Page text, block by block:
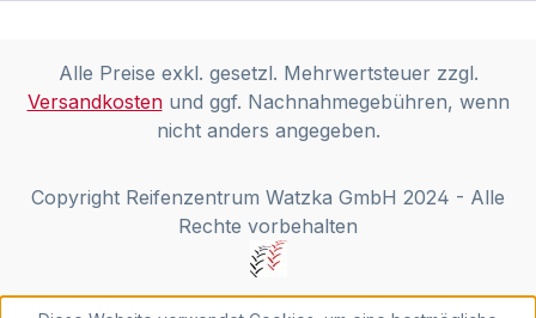
Alle Preise exkl. gesetzl. Mehrwertsteuer zzgl.
Versandkostenund ggf. Nachnahmegebühren, wenn
nicht anders angegeben.
Copyright Reifenzentrum Watzka GmbH 2024 - Alle
Rechte vorbehalten